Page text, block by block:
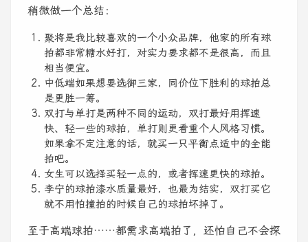
稍微做一个总结：
聚将是我比较喜欢的一个小众品牌，他家的所有球
拍都非常糖水好打，对实力要求都不是很高，而且
相当便宜。
中低端如果想要选御三家，同价位下胜利的球拍总
是更胜一筹。
双打与单打是两种不同的运动，双打最好用挥速
快、轻一些的球拍，单打则更看重个人风格习惯。
如果拿不定注意的话，就买一只平衡点适中的全能
拍吧。
女生可以选择买轻一点的，或者挥速更快的球拍。
李宁的球拍漆水质量最好，也最为结实，双打买它
就不用怕撞拍的时候自己的球拍坏掉了。
至于高端球拍……都需求高端拍了，还怕自己不会探